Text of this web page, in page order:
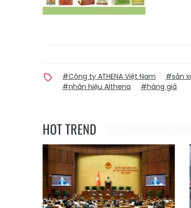
#Công ty ATHENA Việt Nam #sản
#nhãn hiệu Althena
#hàng giả
HOT TREND